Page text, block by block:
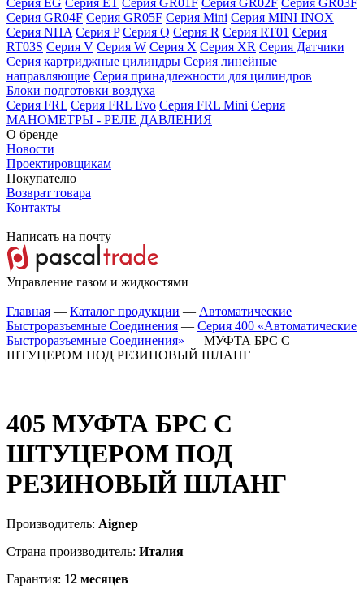
Серия EG Серия ET Серия GR01F Серия GR02F Серия GR03F
Серия GR04F Серия GR05F Серия Mini Серия MINI INOX
Серия NHA Серия P Серия Q Серия R Серия RT01 Серия
RT03S Серия V Серия W Серия X Серия XR Серия Датчики
Серия картриджные цилиндры Серия линейные
направляющие Серия принадлежности для цилиндров
Блоки подготовки воздуха
Серия FRL Серия FRL Evo Серия FRL Mini Серия
МАНОМЕТРЫ - РЕЛЕ ДАВЛЕНИЯ
О бренде
Новости
Проектировщикам
Покупателю
Возврат товара
Контакты
Написать на почту
Управление газом и жидкостями
Главная — Каталог продукции — Автоматические
Быстроразъемные Соединения — Серия 400 «Автоматические
Быстроразъемные Соединения» — МУФТА БРС С
ШТУЦЕРОМ ПОД РЕЗИНОВЫЙ ШЛАНГ
405 МУФТА БРС С
ШТУЦЕРОМ ПОД
РЕЗИНОВЫЙ ШЛАНГ
Производитель: Aignep
Страна производитель: Италия
Гарантия: 12 месяцев